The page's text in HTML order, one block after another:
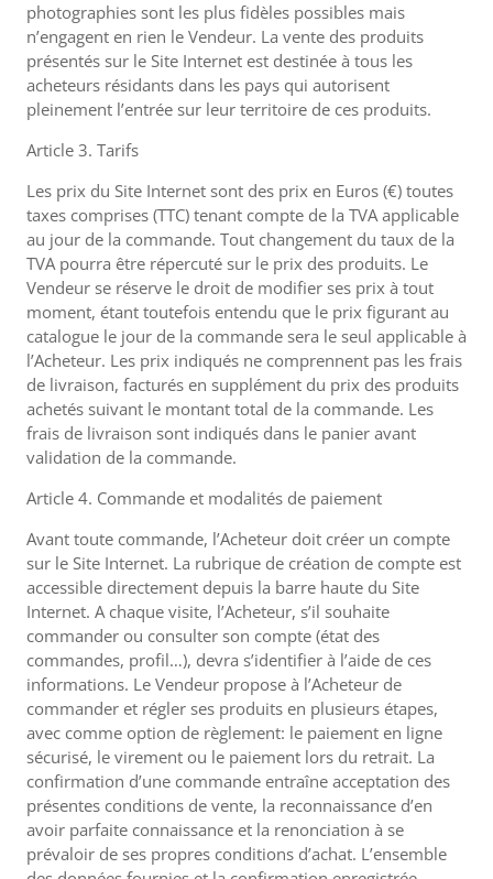
photographies sont les plus fidèles possibles mais
n’engagent en rien le Vendeur. La vente des produits
présentés sur le Site Internet est destinée à tous les
acheteurs résidants dans les pays qui autorisent
pleinement l’entrée sur leur territoire de ces produits.
Article 3. Tarifs
Les prix du Site Internet sont des prix en Euros (€) toutes
taxes comprises (TTC) tenant compte de la TVA applicable
au jour de la commande. Tout changement du taux de la
TVA pourra être répercuté sur le prix des produits. Le
Vendeur se réserve le droit de modifier ses prix à tout
moment, étant toutefois entendu que le prix figurant au
catalogue le jour de la commande sera le seul applicable à
l’Acheteur. Les prix indiqués ne comprennent pas les frais
de livraison, facturés en supplément du prix des produits
achetés suivant le montant total de la commande. Les
frais de livraison sont indiqués dans le panier avant
validation de la commande.
Article 4. Commande et modalités de paiement
Avant toute commande, l’Acheteur doit créer un compte
sur le Site Internet. La rubrique de création de compte est
accessible directement depuis la barre haute du Site
Internet. A chaque visite, l’Acheteur, s’il souhaite
commander ou consulter son compte (état des
commandes, profil…), devra s’identifier à l’aide de ces
informations. Le Vendeur propose à l’Acheteur de
commander et régler ses produits en plusieurs étapes,
avec comme option de règlement: le paiement en ligne
sécurisé, le virement ou le paiement lors du retrait. La
confirmation d’une commande entraîne acceptation des
présentes conditions de vente, la reconnaissance d’en
avoir parfaite connaissance et la renonciation à se
prévaloir de ses propres conditions d’achat. L’ensemble